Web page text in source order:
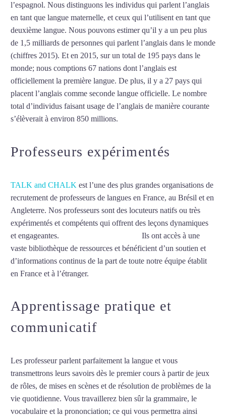
l’espagnol. Nous distinguons les individus qui parlent l’anglais
en tant que langue maternelle, et ceux qui l’utilisent en tant que
deuxième langue. Nous pouvons estimer qu’il y a un peu plus
de 1,5 milliards de personnes qui parlent l’anglais dans le monde
(chiffres 2015). Et en 2015, sur un total de 195 pays dans le
monde; nous comptions 67 nations dont l’anglais est
officiellement la première langue. De plus, il y a 27 pays qui
placent l’anglais comme seconde langue officielle. Le nombre
total d’individus faisant usage de l’anglais de manière courante
s’élèverait à environ 850 millions.
Professeurs expérimentés
TALK and CHALK est l’une des plus grandes organisations de
recrutement de professeurs de langues en France, au Brésil et en
Angleterre. Nos professeurs sont des locuteurs natifs ou très
expérimentés et compétents qui offrent des leçons dynamiques
et engageantes.
Ils ont accès à une
vaste bibliothèque de ressources et bénéficient d’un soutien et
d’informations continus de la part de toute notre équipe établit
en France et à l’étranger.
Apprentissage pratique et
communicatif
Les professeur parlent parfaitement la langue et vous
transmettrons leurs savoirs dès le premier cours à partir de jeux
de rôles, de mises en scènes et de résolution de problèmes de la
vie quotidienne. Vous travaillerez bien sûr la grammaire, le
vocabulaire et la prononciation; ce qui vous permettra ainsi